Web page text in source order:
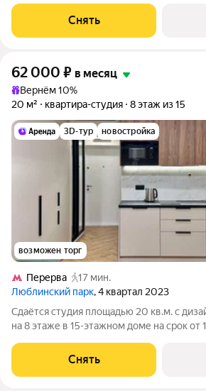
панельный, окна выходят на
Снять
62 000 ₽ в месяц
Вернём 10%
20 м²
квартира-студия 8 этаж из 15
3D-тур новостройка
возможен торг
Перерва
17 мин.
Люблинский парк, 4 квартал 2023
Сдаётся студия площадью 20 кв.м. с
на 8 этаже в 15-этажном доме на срок от
машина Холодильник Кондиционер Микроволновка Дом -
монолитный, окна выходят во
Снять